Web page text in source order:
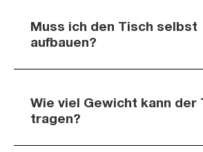
Muss ich den Tisch selbst
aufbauen?
Wie viel Gewicht kann der
tragen?